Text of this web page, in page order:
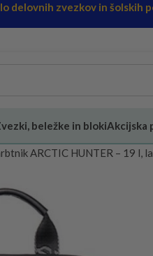
delovnih zvezkov in šolskih
beležke in blokiAkcijska
ARCTIC HUNTER – 19 l,